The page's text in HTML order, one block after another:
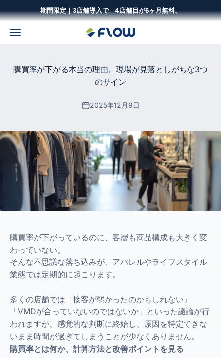
コンテンツへスキップ期間限定｜3店舗導入で、4店舗目が6ヶ月無料。
メニュー 株式会社Flow Solutions
購買率が下がる本当の理由。現場が見落としがちな3つ
のサイン
2025年12月9日
購買率が下がっているのに、客層も商品構成も大きく変
わっていない。
そんな不思議な落ち込みが、アパレルやライフスタイル
業態では定期的に起こります。
多くの店舗では「接客が弱かったのかもしれない」
「VMDが合っていないのではないか」といった議論が行
われますが、感覚的な判断に終始し、原因を特定できな
いまま時間が過ぎてしまうことが少なくありません。
購買率とは何か、計算方法と改善ポイントを見る